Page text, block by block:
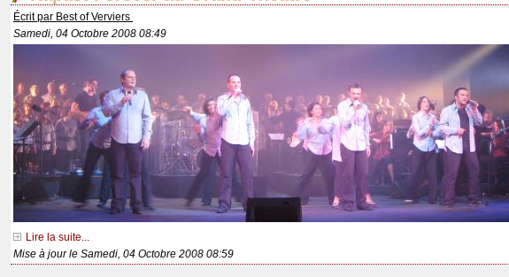
Écrit par Best of Verviers
Samedi, 04 Octobre 2008 08:49
Lire la suite...
Mise à jour le Samedi, 04 Octobre 2008 08:59